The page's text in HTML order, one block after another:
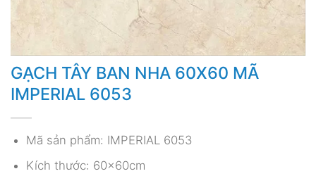
GẠCH TÂY BAN NHA 60X60 MÃ
IMPERIAL 6053
Mã sản phẩm: IMPERIAL 6053
Kích thước: 60x60cm